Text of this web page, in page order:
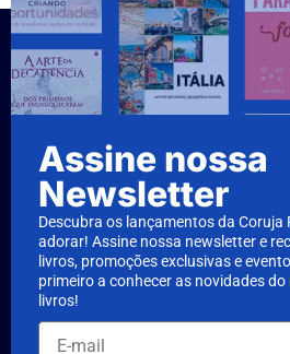
Assine nossa
Newsletter
Descubra os lançamentos da Coruja
adorar! Assine nossa newsletter e
livros, promoções exclusivas e
primeiro a conhecer as novidades
livros!